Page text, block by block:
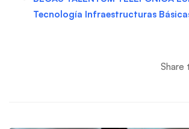
Tecnología Infraestructuras
Share